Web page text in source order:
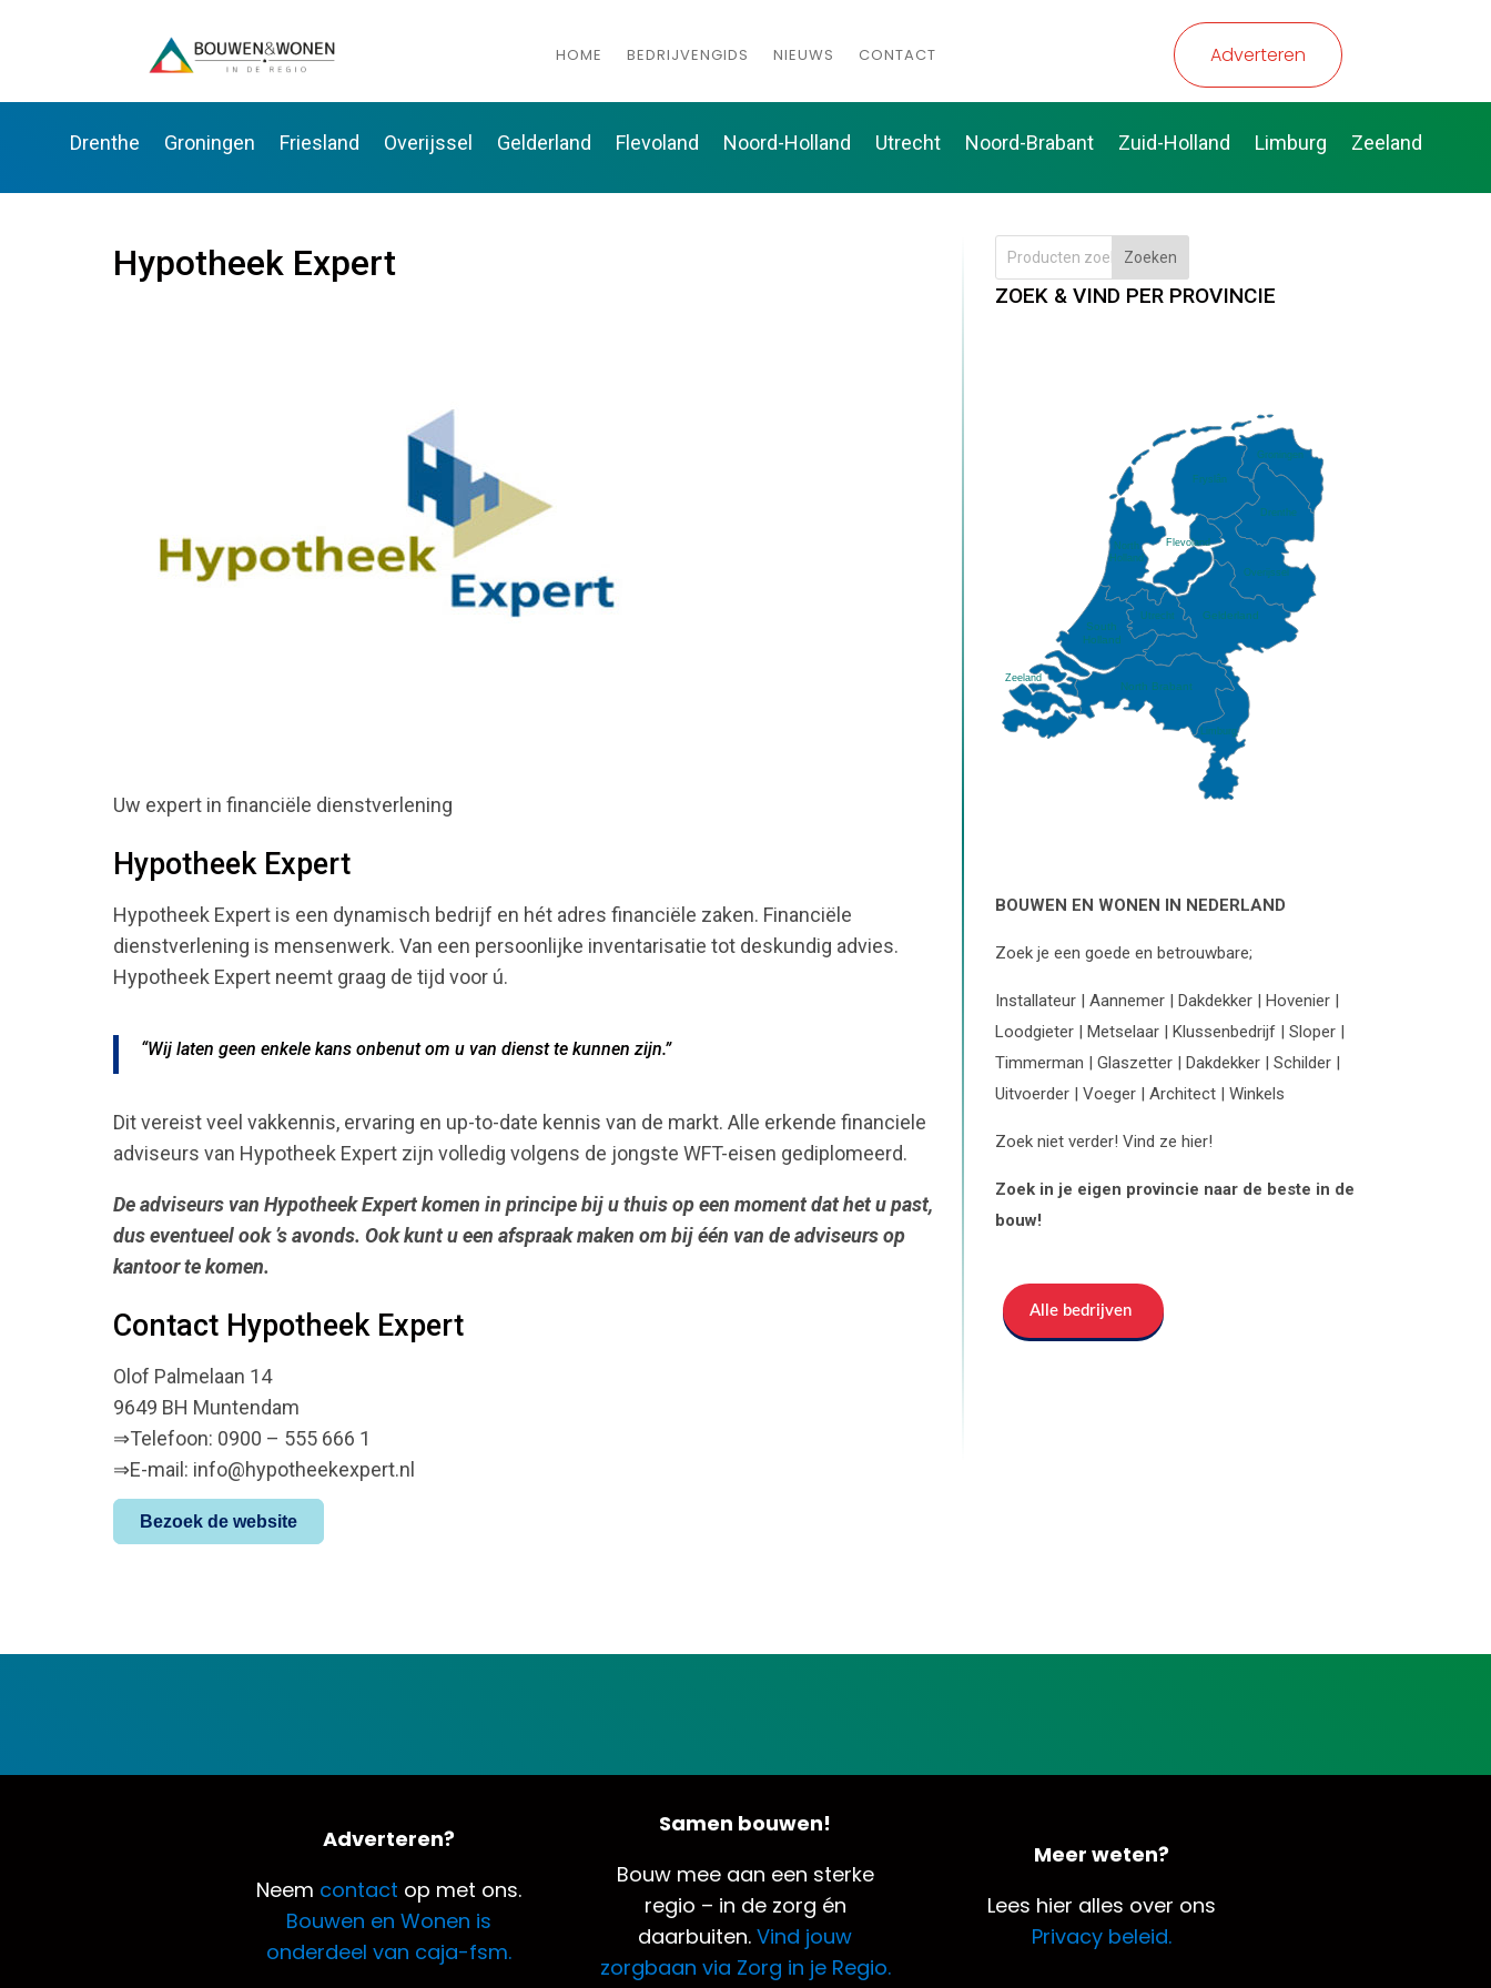
HOME BEDRIJVENGIDS NIEUWS CONTACT Adverteren
Drenthe Groningen Friesland Overijssel Gelderland Flevoland Noord-Holland Utrecht Noord-Brabant Zuid-Holland Limburg Zeeland
Hypotheek Expert
Uw expert in financiële dienstverlening
Hypotheek Expert
Hypotheek Expert is een dynamisch bedrijf en hét adres financiële zaken. Financiële
dienstverlening is mensenwerk. Van een persoonlijke inventarisatie tot deskundig advies.
Hypotheek Expert neemt graag de tijd voor ú.
“Wij laten geen enkele kans onbenut om u van dienst te kunnen zijn.”
Dit vereist veel vakkennis, ervaring en up-to-date kennis van de markt. Alle erkende financiele
adviseurs van Hypotheek Expert zijn volledig volgens de jongste WFT-eisen gediplomeerd.
De adviseurs van Hypotheek Expert komen in principe bij u thuis op een moment dat het u past,
dus eventueel ook ’s avonds. Ook kunt u een afspraak maken om bij één van de adviseurs op
kantoor te komen.
Contact Hypotheek Expert
Olof Palmelaan 14
9649 BH Muntendam
⇒Telefoon: 0900 – 555 666 1
⇒E-mail: info@hypotheekexpert.nl
Bezoek de website
Zoeken
ZOEK & VIND PER PROVINCIE
Drenthe
Flevoland
Fryslân
Gelderland
Groningen
Limburg
North Brabant
North
Holland
Overijssel
South
Holland
Utrecht
Zeeland
BOUWEN EN WONEN IN NEDERLAND
Zoek je een goede en betrouwbare;
Installateur | Aannemer | Dakdekker | Hovenier |
Loodgieter | Metselaar | Klussenbedrijf | Sloper |
Timmerman | Glaszetter | Dakdekker | Schilder |
Uitvoerder | Voeger | Architect | Winkels
Zoek niet verder! Vind ze hier!
Zoek in je eigen provincie naar de beste in de
bouw!
Alle bedrijven
Adverteren?
Neem contact op met ons.
Bouwen en Wonen is
onderdeel van caja-fsm.
Samen bouwen!
Bouw mee aan een sterke
regio – in de zorg én
daarbuiten.Vind jouw
zorgbaan via Zorg in je Regio.
Meer weten?
Lees hier alles over ons
Privacy beleid.